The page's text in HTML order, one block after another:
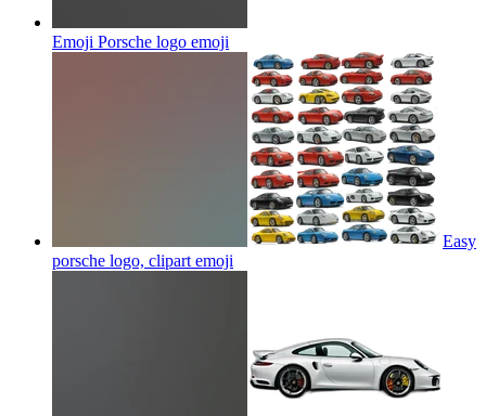
Emoji Porsche logo emoji
Easy
porsche logo, clipart emoji